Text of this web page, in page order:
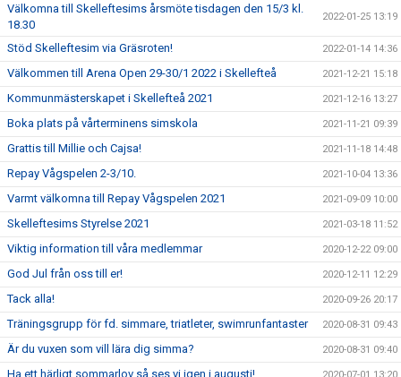
Välkomna till Skelleftesims årsmöte tisdagen den 15/3 kl.
18.30
2022-01-25 13:19
Stöd Skelleftesim via Gräsroten! 2022-01-14 14:36
Välkommen till Arena Open 29-30/1 2022 i Skellefteå 2021-12-21 15:18
Kommunmästerskapet i Skellefteå 2021 2021-12-16 13:27
Boka plats på vårterminens simskola 2021-11-21 09:39
Grattis till Millie och Cajsa! 2021-11-18 14:48
Repay Vågspelen 2-3/10. 2021-10-04 13:36
Varmt välkomna till Repay Vågspelen 2021 2021-09-09 10:00
Skelleftesims Styrelse 2021 2021-03-18 11:52
Viktig information till våra medlemmar 2020-12-22 09:00
God Jul från oss till er! 2020-12-11 12:29
Tack alla! 2020-09-26 20:17
Träningsgrupp för fd. simmare, triatleter, swimrunfantaster 2020-08-31 09:43
Är du vuxen som vill lära dig simma? 2020-08-31 09:40
Ha ett härligt sommarlov så ses vi igen i augusti!